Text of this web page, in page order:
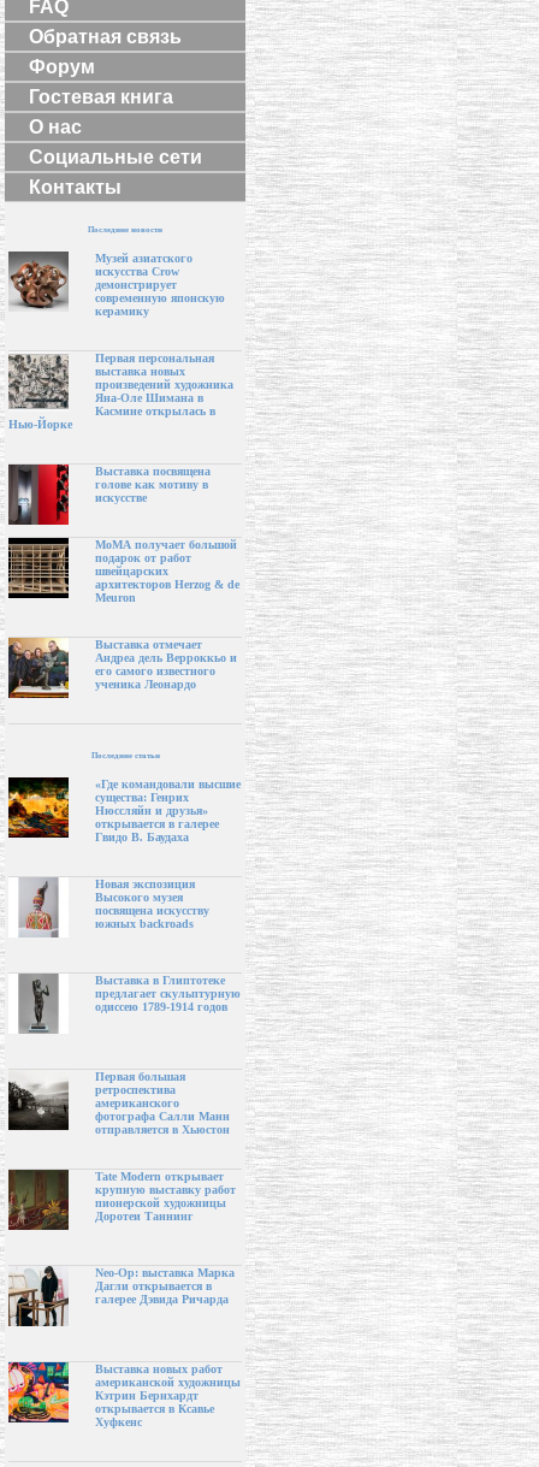
FAQ
Обратная связь
Форум
Гостевая книга
О нас
Социальные сети
Контакты
Последние новости
Музей азиатского
искусства Crow
демонстрирует
современную японскую
керамику
Первая персональная
выставка новых
произведений художника
Яна-Оле Шимана в
Касмине открылась в
Нью-Йорке
Выставка посвящена
голове как мотиву в
искусстве
МоМА получает большой
подарок от работ
швейцарских
архитекторов Herzog & de
Meuron
Выставка отмечает
Андреа дель Верроккьо и
его самого известного
ученика Леонардо
Последние статьи
«Где командовали высшие
существа: Генрих
Нюссляйн и друзья»
открывается в галерее
Гвидо В. Баудаха
Новая экспозиция
Высокого музея
посвящена искусству
южных backroads
Выставка в Глиптотеке
предлагает скульптурную
одиссею 1789-1914 годов
Первая большая
ретроспектива
американского
фотографа Салли Манн
отправляется в Хьюстон
Tate Modern открывает
крупную выставку работ
пионерской художницы
Доротеи Таннинг
Neo-Op: выставка Марка
Дагли открывается в
галерее Дэвида Ричарда
Выставка новых работ
американской художницы
Кэтрин Бернхардт
открывается в Ксавье
Хуфкенс